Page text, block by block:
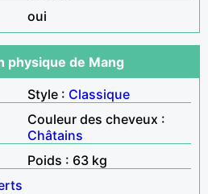
oui
physique de Mang
Style : Classique
Couleur des cheveux :
Châtains
Poids : 63 kg